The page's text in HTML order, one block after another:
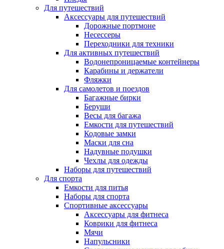
Для путешествий
Аксессуары для путешествий
Дорожные портмоне
Несессеры
Переходники для техники
Для активных путешествий
Водонепроницаемые контейнеры
Карабины и держатели
Фляжки
Для самолетов и поездов
Багажные бирки
Беруши
Весы для багажа
Емкости для путешествий
Кодовые замки
Маски для сна
Надувные подушки
Чехлы для одежды
Наборы для путешествий
Для спорта
Емкости для питья
Наборы для спорта
Спортивные аксессуары
Аксессуары для фитнеса
Коврики для фитнеса
Мячи
Напульсники